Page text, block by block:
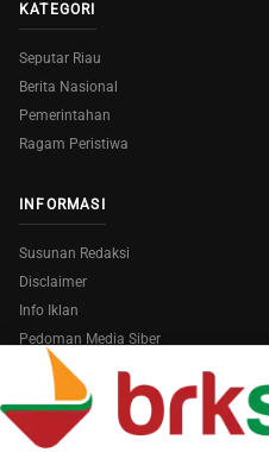
KATEGORI
Seputar Riau
Berita Nasional
Pemerintahan
Ragam Peristiwa
INFORMASI
Susunan Redaksi
Disclaimer
Info Iklan
Pedoman Media Siber
Copyright © 2026